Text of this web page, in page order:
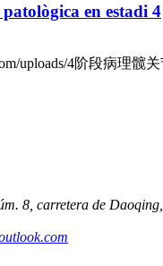
en estadi 4
uploads/4阶段病理髋
8, carretera de